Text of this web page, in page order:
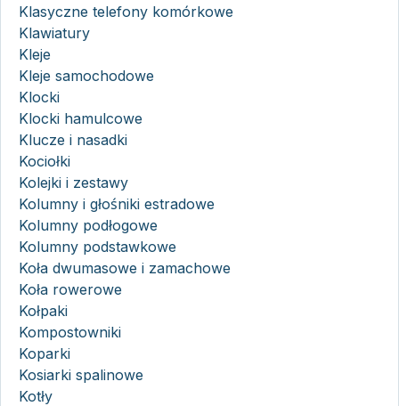
Klasyczne telefony komórkowe
Klawiatury
Kleje
Kleje samochodowe
Klocki
Klocki hamulcowe
Klucze i nasadki
Kociołki
Kolejki i zestawy
Kolumny i głośniki estradowe
Kolumny podłogowe
Kolumny podstawkowe
Koła dwumasowe i zamachowe
Koła rowerowe
Kołpaki
Kompostowniki
Koparki
Kosiarki spalinowe
Kotły